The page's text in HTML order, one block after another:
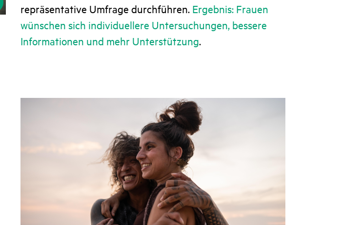
repräsentative Umfrage durchführen. Ergebnis: Frauen
wünschen sich individuellere Untersuchungen, bessere
Informationen und mehr Unterstützung.